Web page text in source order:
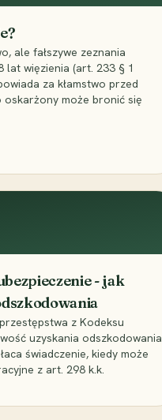
ale fałszywe zeznania
lat więzienia (art. 233 § 1
za kłamstwo przed
oskarżony może bronić się
- jak
z Kodeksu
uzyskania odszkodowania
świadczenie, kiedy może
z art. 298 k.k.